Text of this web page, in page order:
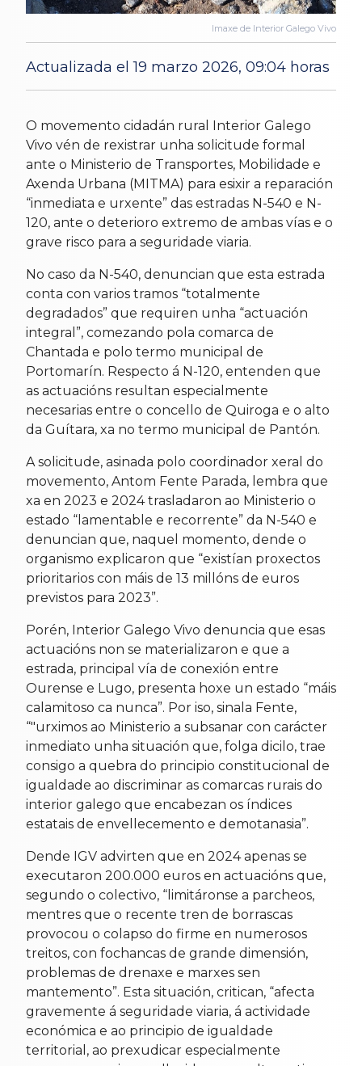
Imaxe de Interior Galego Vivo
Actualizada el 19 marzo 2026, 09:04 horas
16 Feb 2026
O movemento cidadán rural Interior Galego
Vivo vén de rexistrar unha solicitude formal
ante o Ministerio de Transportes, Mobilidade e
Axenda Urbana (MITMA) para esixir a reparación
“inmediata e urxente” das estradas N-540 e N-
120, ante o deterioro extremo de ambas vías e o
grave risco para a seguridade viaria.
No caso da N-540, denuncian que esta estrada
conta con varios tramos “totalmente
degradados” que requiren unha “actuación
integral”, comezando pola comarca de
Chantada e polo termo municipal de
Portomarín. Respecto á N-120, entenden que
as actuacións resultan especialmente
necesarias entre o concello de Quiroga e o alto
da Guítara, xa no termo municipal de Pantón.
A solicitude, asinada polo coordinador xeral do
movemento, Antom Fente Parada, lembra que
xa en 2023 e 2024 trasladaron ao Ministerio o
estado “lamentable e recorrente” da N-540 e
denuncian que, naquel momento, dende o
organismo explicaron que “existían proxectos
prioritarios con máis de 13 millóns de euros
previstos para 2023”.
Porén, Interior Galego Vivo denuncia que esas
actuacións non se materializaron e que a
estrada, principal vía de conexión entre
Ourense e Lugo, presenta hoxe un estado “máis
calamitoso ca nunca”. Por iso, sinala Fente,
“"urximos ao Ministerio a subsanar con carácter
inmediato unha situación que, folga dicilo, trae
consigo a quebra do principio constitucional de
igualdade ao discriminar as comarcas rurais do
interior galego que encabezan os índices
estatais de envellecemento e demotanasia”.
Dende IGV advirten que en 2024 apenas se
executaron 200.000 euros en actuacións que,
segundo o colectivo, “limitáronse a parcheos,
mentres que o recente tren de borrascas
provocou o colapso do firme en numerosos
treitos, con fochancas de grande dimensión,
problemas de drenaxe e marxes sen
mantemento”. Esta situación, critican, “afecta
gravemente á seguridade viaria, á actividade
económica e ao principio de igualdade
territorial, ao prexudicar especialmente